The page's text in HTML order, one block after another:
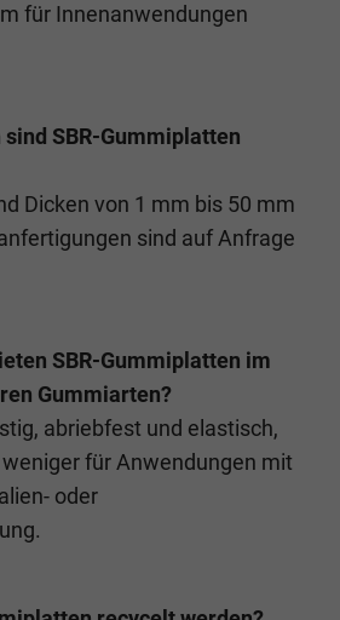
für Innenanwendungen
SBR-Gummiplatten
Dicken von 1 mm bis 50 mm
sind auf Anfrage
SBR-Gummiplatten im
Gummiarten?
abriebfest und elastisch,
für Anwendungen mit
oder